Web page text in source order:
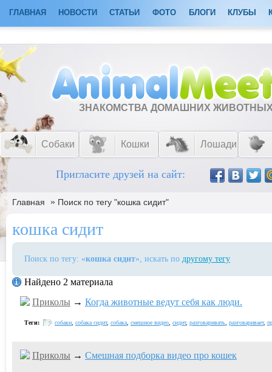
ГЛАВНАЯ НОВОСТИ СТАТЬИ ФОТО БЛОГИ КЛУБЫ
ЗНАКОМСТВА ДОМАШНИХ
Собаки Кошки Лошади
Пригласите друзей на сайт:
Главная » Поиск по тегу "кошка сидит"
кошка сидит
Поиск по тегу: «кошка сидит», искать по другому тегу
Найдено 2 материала
Приколы → Когда животные ведут себя как люди.
Теги: собаки собака сидит, собака смешное видео сидит, разговаривать разговаривает,
Приколы → Смешная подборка видео про кошек